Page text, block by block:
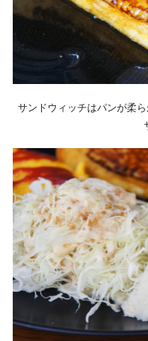
サンドウィッチはパンが柔